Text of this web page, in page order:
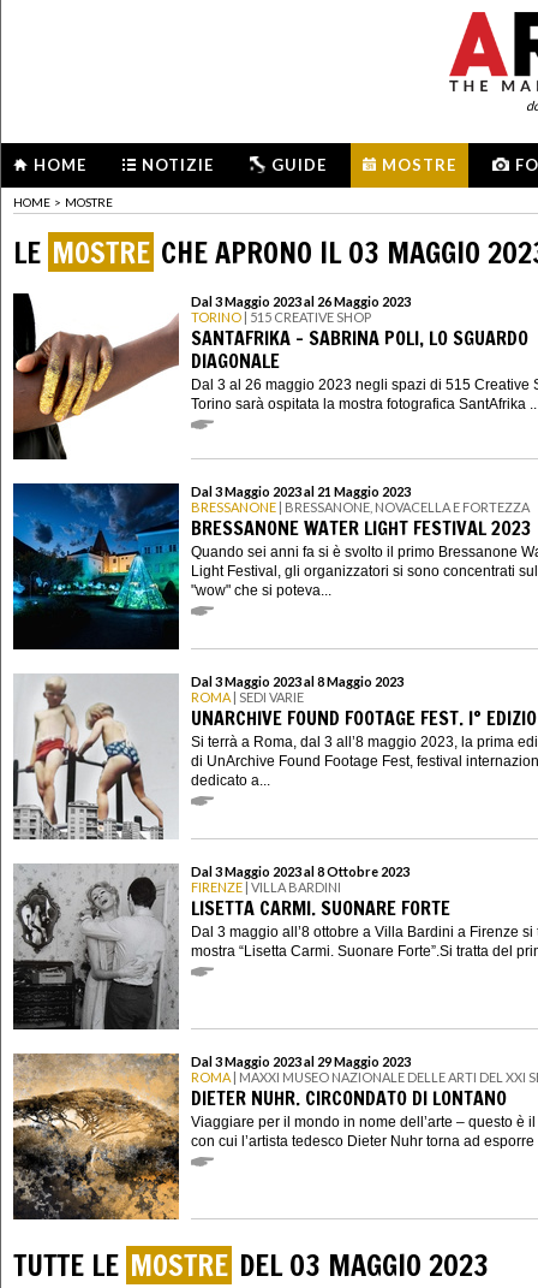
HOME NOTIZIE GUIDE MOSTRE
HOME > MOSTRE
LE MOSTRE CHE APRONO IL 03 MAGGIO
Dal 3 Maggio 2023 al 26 Maggio 2023
TORINO | 515 CREATIVE SHOP
SANTAFRIKA - SABRINA POLI, LO SGUARDO
DIAGONALE
Dal 3 al 26 maggio 2023 negli spazi di 515 Creative
Torino sarà ospitata la mostra fotografica SantAfrika
Dal 3 Maggio 2023 al 21 Maggio 2023
BRESSANONE | BRESSANONE, NOVACELLA E FORTEZZA
BRESSANONE WATER LIGHT FESTIVAL 2023
Quando sei anni fa si è svolto il primo Bressanone
Light Festival, gli organizzatori si sono concentrati
"wow" che si poteva...
Dal 3 Maggio 2023 al 8 Maggio 2023
ROMA | SEDI VARIE
UNARCHIVE FOUND FOOTAGE FEST. I°
Si terrà a Roma, dal 3 all’8 maggio 2023, la prima
di UnArchive Found Footage Fest, festival
dedicato a...
Dal 3 Maggio 2023 al 8 Ottobre 2023
FIRENZE | VILLA BARDINI
LISETTA CARMI. SUONARE FORTE
Dal 3 maggio all’8 ottobre a Villa Bardini a Firenze si
mostra “Lisetta Carmi. Suonare Forte”.Si tratta del
Dal 3 Maggio 2023 al 29 Maggio 2023
ROMA | MAXXI MUSEO NAZIONALE DELLE ARTI DEL XXI
DIETER NUHR. CIRCONDATO DI LONTANO
Viaggiare per il mondo in nome dell’arte – questo è
con cui l’artista tedesco Dieter Nuhr torna ad esporre
TUTTE LE MOSTRE DEL 03 MAGGIO 2023